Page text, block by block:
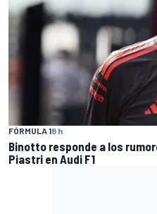
FÓRMULA 18 h
Binotto responde a los
Piastri en Audi F1